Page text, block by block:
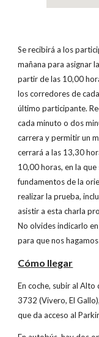
Se recibirá a los
mañana para asignar
partir de las 10,00
los corredores de
último participante.
cada minuto o dos
carrera y permitir un
cerrará a las 13,30
10,00 horas, en la
fundamentos de la
realizar la prueba,
asistir a esta charla
No olvides indicarlo
para que nos
Cómo llegar
En coche, subir al
3732 (Vivero, El
que da acceso al